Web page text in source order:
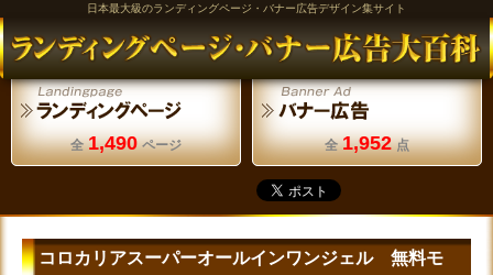
日本最大級のランディングページ・バナー広告デザイン集サイト
全 1,490 ページ 全 1,952 点
コロカリアスーパーオールインワンジェル 無料モ